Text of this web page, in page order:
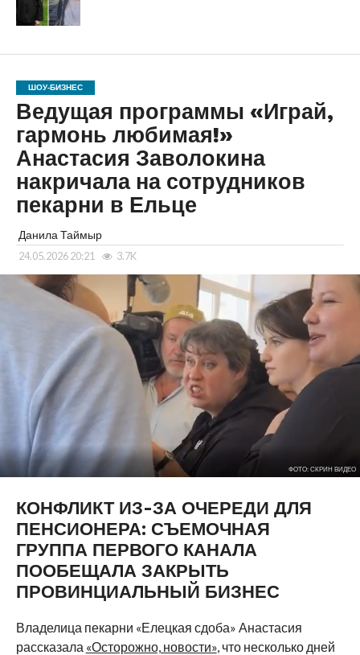
ШОУ-БИЗНЕС
Ведущая программы «Играй,
гармонь любимая!»
Анастасия Заволокина
накричала на сотрудников
пекарни в Ельце
Данила Таймыр
24.05.2026 20:21 3.7K
ФОТО: СКРИН ВИДЕО
КОНФЛИКТ ИЗ-ЗА ОЧЕРЕДИ ДЛЯ
ПЕНСИОНЕРА: СЪЕМОЧНАЯ
ГРУППА ПЕРВОГО КАНАЛА
ПООБЕЩАЛА ЗАКРЫТЬ
ПРОВИНЦИАЛЬНЫЙ БИЗНЕС
Владелица пекарни «Елецкая сдоба» Анастасия
рассказала «Осторожно, новости», что несколько дней